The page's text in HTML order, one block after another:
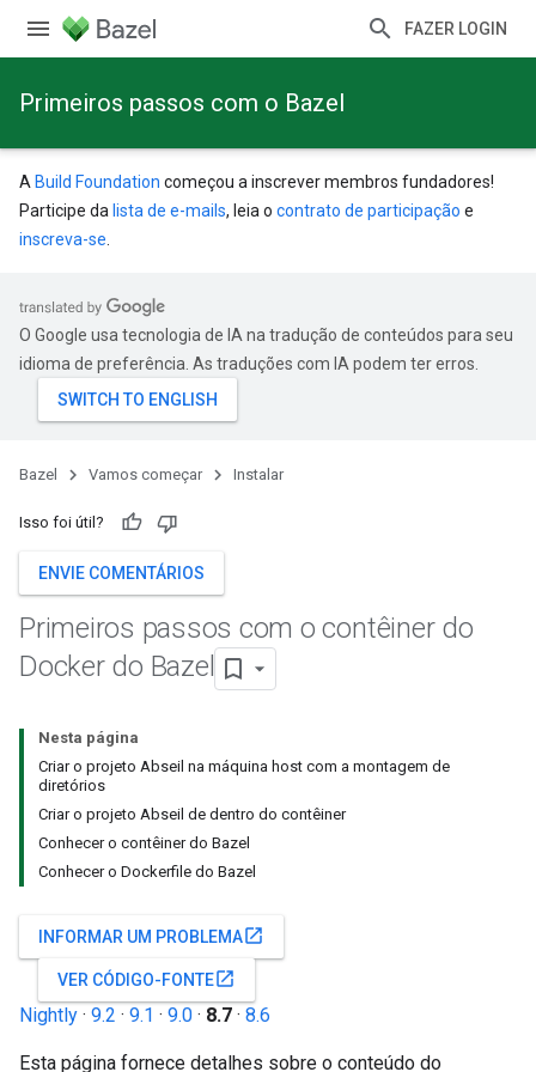
FAZER LOGIN
Primeiros passos com o Bazel
A Build Foundation começou a inscrever membros fundadores!
Participe da lista de e-mails, leia o contrato de participação e
inscreva-se
O Google usa tecnologia de IA na tradução de conteúdos para seu
idioma de preferência. As traduções com IA podem ter erros.
Bazel Vamos começar Instalar
Isso foi útil?
ENVIE COMENTÁRIOS
Primeiros passos com o contêiner do
Docker do Bazel
Nesta página
Criar o projeto Abseil na máquina host com a montagem de
diretórios
Criar o projeto Abseil de dentro do contêiner
Conhecer o contêiner do Bazel
Conhecer o Dockerfile do Bazel
INFORMAR UM PROBLEMAopen_in_new
VER CÓDIGO-FONTEopen_in_new
Nightly · 9.2 · 9.1 · 9.0 · 8.7 · 8.6
Esta página fornece detalhes sobre o conteúdo do